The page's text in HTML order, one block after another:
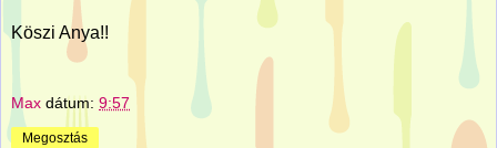
Köszi Anya!!
Max dátum: 9:57
Megosztás